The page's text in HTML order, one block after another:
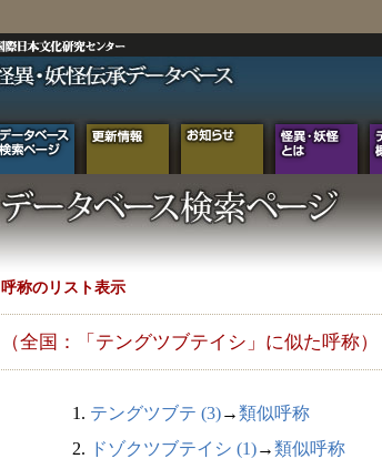
呼称のリスト表示
（全国：「テングツブテイシ」に似た呼称）
1. テングツブテ (3)→類似呼称
2. ドゾクツブテイシ (1)→類似呼称